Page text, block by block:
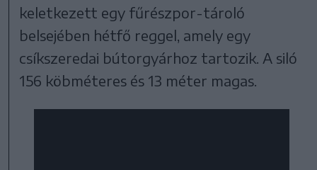
keletkezett egy fűrészpor-tároló
belsejében hétfő reggel, amely egy
csíkszeredai bútorgyárhoz tartozik. A siló
156 köbméteres és 13 méter magas.